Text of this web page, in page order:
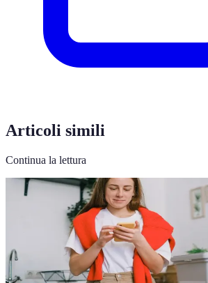
Articoli simili
Continua la lettura